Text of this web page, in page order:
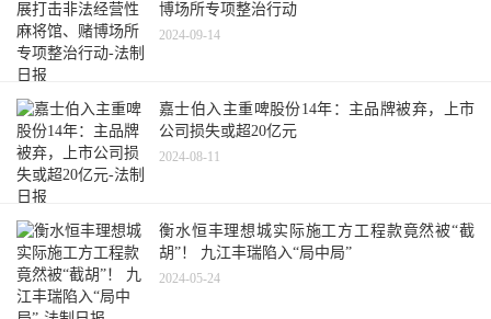
博场所专项整治行动
2024-09-14
嘉士伯入主重啤股份14年：主品牌被弃，上市
公司损失或超20亿元
2024-08-11
衡水恒丰理想城实际施工方工程款竟然被“截
胡”！ 九江丰瑞陷入“局中局”
2024-05-24